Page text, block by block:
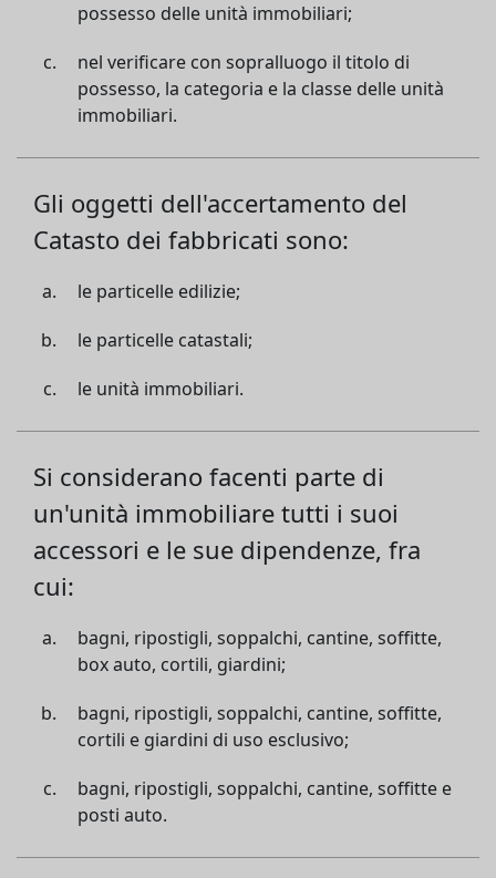
possesso delle unità immobiliari;
nel verificare con sopralluogo il titolo di
possesso, la categoria e la classe delle unità
immobiliari.
Gli oggetti dell'accertamento del
Catasto dei fabbricati sono:
le particelle edilizie;
le particelle catastali;
le unità immobiliari.
Si considerano facenti parte di
un'unità immobiliare tutti i suoi
accessori e le sue dipendenze, fra
cui:
bagni, ripostigli, soppalchi, cantine, soffitte,
box auto, cortili, giardini;
bagni, ripostigli, soppalchi, cantine, soffitte,
cortili e giardini di uso esclusivo;
bagni, ripostigli, soppalchi, cantine, soffitte e
posti auto.